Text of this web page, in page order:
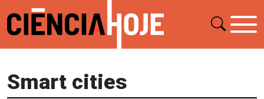
Smart cities